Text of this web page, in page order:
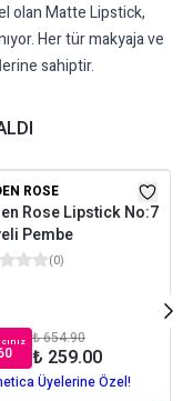
olan Matte Lipstick,
Her tür makyaja ve
sahiptir.
ROSE
Rose Lipstick No:7
Pembe
(0)
₺ 654.90
₺ 259.00
Üyelerine Özel!